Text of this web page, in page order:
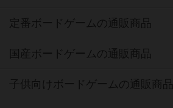
定番ボードゲームの通販商品
国産ボードゲームの通販商品
子供向けボードゲームの通販商品